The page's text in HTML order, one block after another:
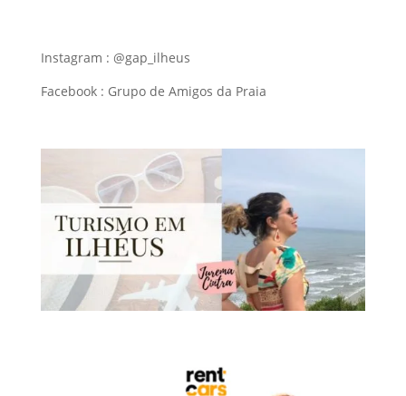
Instagram : @gap_ilheus
Facebook : Grupo de Amigos da Praia